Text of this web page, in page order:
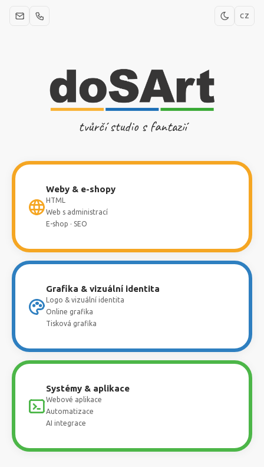
CZ
tvůrčí studio s fantazií
Weby & e-shopy
HTML
Web s administrací
E-shop · SEO
Grafika & vizuální identita
Logo & vizuální identita
Online grafika
Tisková grafika
Systémy & aplikace
Webové aplikace
Automatizace
AI integrace